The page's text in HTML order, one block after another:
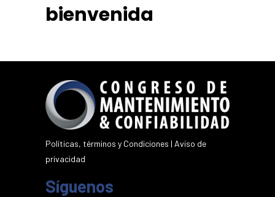
bienvenida
Políticas, términos y Condiciones | Aviso de
privacidad
Síguenos